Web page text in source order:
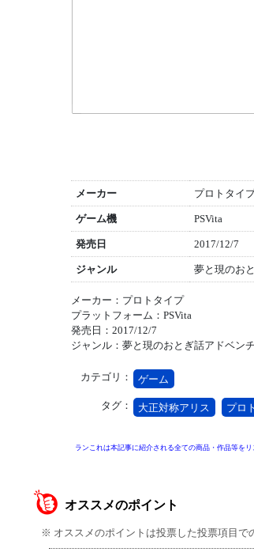
メーカー プロトタイ
ゲーム機 PSVita
発売日 2017/12/7
ジャンル 夢と現のお
メーカー：プロトタイプ
プラットフォーム：PSVita
発売日：2017/12/7
ジャンル：夢と現のおとぎ話アドベン
カテゴリ： ゲーム
タグ： 大正対称アリス プロ
ランこれは本記事に紹介される全ての商品・作品等を
オススメのポイント
※ オススメのポイントは投票した投票項目で